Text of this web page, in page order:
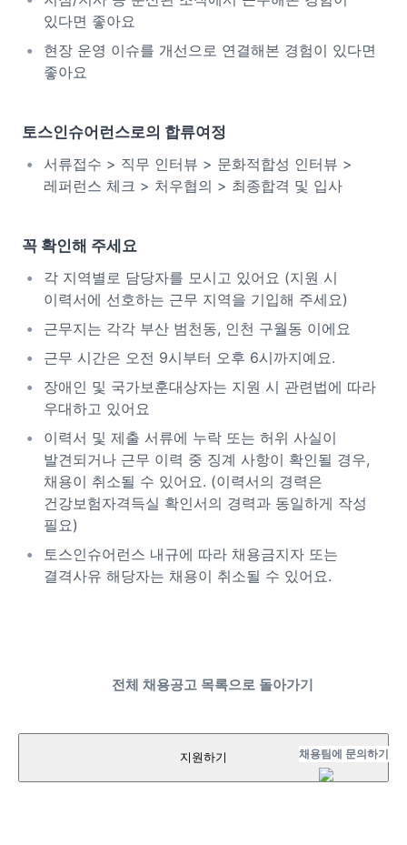
있다면 좋아요
현장 운영 이슈를 개선으로 연결해본 경험이 있다면
좋아요
토스인슈어런스로의 합류여정
서류접수 > 직무 인터뷰 > 문화적합성 인터뷰 >
레퍼런스 체크 > 처우협의 > 최종합격 및 입사
꼭 확인해 주세요
각 지역별로 담당자를 모시고 있어요 (지원 시
이력서에 선호하는 근무 지역을 기입해 주세요)
근무지는 각각 부산 범천동, 인천 구월동 이에요
근무 시간은 오전 9시부터 오후 6시까지예요.
장애인 및 국가보훈대상자는 지원 시 관련법에 따라
우대하고 있어요
이력서 및 제출 서류에 누락 또는 허위 사실이
발견되거나 근무 이력 중 징계 사항이 확인될 경우,
채용이 취소될 수 있어요. (이력서의 경력은
건강보험자격득실 확인서의 경력과 동일하게 작성
필요)
토스인슈어런스 내규에 따라 채용금지자 또는
결격사유 해당자는 채용이 취소될 수 있어요.
전체 채용공고 목록으로 돌아가기
지원하기 채용팀에 문의하기